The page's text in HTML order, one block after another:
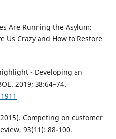
Are Running the Asylum:
Us Crazy and How to Restore
- Developing an
2019; 38:64–74.
Competing on customer
93(11): 88-100.